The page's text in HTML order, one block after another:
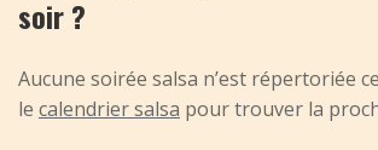
soir ?
Aucune soirée salsa n’est répertoriée
le calendrier salsa pour trouver la